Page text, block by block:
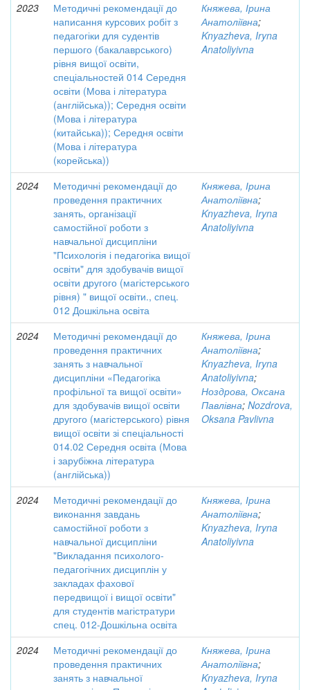
2023
Методичні рекомендації до
написання курсових робіт з
педагогіки для судентів
першого (бакалаврського)
рівня вищої освіти,
спеціальностей 014 Середня
освіти (Мова і література
(англійська)); Середня освіти
(Мова і література
(китайська)); Середня освіти
(Мова і література
(корейська))
Княжева, Ірина
Анатоліївна;
Knyazheva, Iryna
Anatoliyivna
2024
Методичні рекомендації до
проведення практичних
занять, організації
самостійної роботи з
навчальної дисципліни
"Психологія і педагогіка вищої
освіти" для здобувачів вищої
освіти другого (магістерського
рівня) " вищої освіти., спец.
012 Дошкільна освіта
Княжева, Ірина
Анатоліївна;
Knyazheva, Iryna
Anatoliyivna
2024
Методичні рекомендації до
проведення практичних
занять з навчальної
дисципліни «Педагогіка
профільної та вищої освіти»
для здобувачів вищої освіти
другого (магістерського) рівня
вищої освіти зі спеціальності
014.02 Середня освіта (Мова
і зарубіжна література
(англійська))
Княжева, Ірина
Анатоліївна;
Knyazheva, Iryna
Anatoliyivna;
Ноздрова, Оксана
Павлівна; Nozdrova,
Oksana Pavlivna
2024
Методичні рекомендації до
виконання завдань
самостійної роботи з
навчальної дисципліни
"Викладання психолого-
педагогічних дисциплін у
закладах фахової
передвищої і вищої освіти"
для студентів магістратури
спец. 012-Дошкільна освіта
Княжева, Ірина
Анатоліївна;
Knyazheva, Iryna
Anatoliyivna
2024
Методичні рекомендації до
проведення практичних
занять з навчальної
Княжева, Ірина
Анатоліївна;
Knyazheva, Iryna